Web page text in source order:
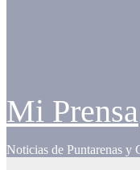
Mi Prensa
Noticias de Puntarenas y